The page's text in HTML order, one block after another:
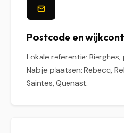
Postcode en
Lokale referentie:
Nabije plaatsen: Rebecq,
Saintes, Quenast.